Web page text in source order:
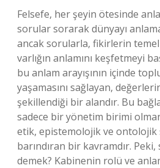
Felsefe, her şeyin ötesinde
sorular sorarak dünyayı
ancak sorularla, fikirlerin
varlığın anlamını keşfetmeyi
bu anlam arayışının içinde
yaşamasını sağlayan,
şekillendiği bir alandır. Bu
sadece bir yönetim birimi
etik, epistemolojik ve ontolojik
barındıran bir kavramdır.
demek? Kabinenin rolü ve